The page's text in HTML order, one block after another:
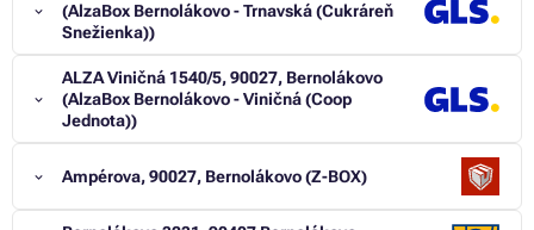
(AlzaBox Bernolákovo - Trnavská (Cukráreň
Snežienka))
ALZA Viničná 1540/5, 90027, Bernolákovo
(AlzaBox Bernolákovo - Viničná (Coop
Jednota))
Ampérova, 90027, Bernolákovo (Z-BOX)